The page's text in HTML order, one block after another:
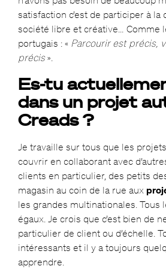
satisfaction c’est de participer à la
société libre et créative… Comme
portugais : « Parcourir est précis,
précis».
Es-tu
dans un projet
Creads ?
Je travaille sur tous que les
couvrir en collaborant avec
clients en particulier, des petits
magasin au coin de la rue aux
les grandes multinationales. Tous
égaux. Je crois que c’est bien de
particulier de client ou d’échelle.
intéressants et il y a toujours
apprendre.